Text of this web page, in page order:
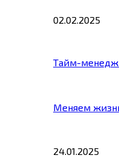
02.02.2025
Тайм-
Меняем
24.01.2025